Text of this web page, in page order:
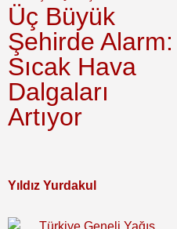
Üç Büyük
Şehirde Alarm:
Sıcak Hava
Dalgaları
Artıyor
Yıldız Yurdakul